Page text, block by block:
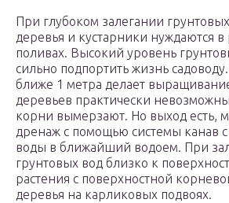
При глубоком залегании
деревья и кустарники нуждаются
поливах. Высокий уровень
сильно подпортить жизнь
ближе 1 метра делает
деревьев практически
корни вымерзают. Но выход есть,
дренаж с помощью системы канав
воды в ближайший водоем. При
грунтовых вод близко к
растения с поверхностной
деревья на карликовых подвоях.